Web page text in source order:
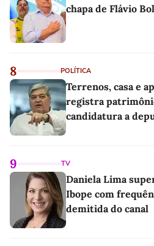
chapa de Flávio
8 POLÍTICA
Terrenos, casa e
registra
candidatura a
9 TV
Daniela Lima
Ibope com
demitida do canal